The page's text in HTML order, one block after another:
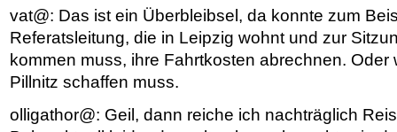
vat@: Das ist ein Überbleibsel, da konnte zum
Referatsleitung, die in Leipzig wohnt und zur
kommen muss, ihre Fahrtkosten abrechnen. Oder
Pillnitz schaffen muss.
olligathor@: Geil, dann reiche ich nachträglich